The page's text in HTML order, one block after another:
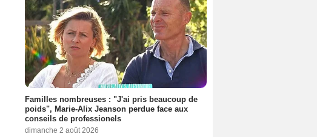
Familles nombreuses : "J'ai pris beaucoup de
poids", Marie-Alix Jeanson perdue face aux
conseils de professionels
dimanche 2 août 2026